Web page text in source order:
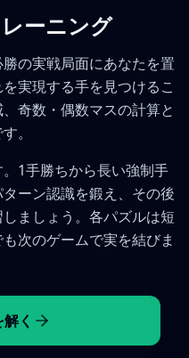
ーニング
の実戦局面にあなたを置
実現する手を見つけるこ
奇数・偶数マスの計算と
。
1手勝ちから長い強制手
ーン認識を鍛え、その後
ましょう。各パズルは短
次のゲームで実を結びま
く